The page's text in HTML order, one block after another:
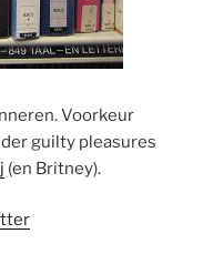
Voorkeur
guilty pleasures
(en Britney).